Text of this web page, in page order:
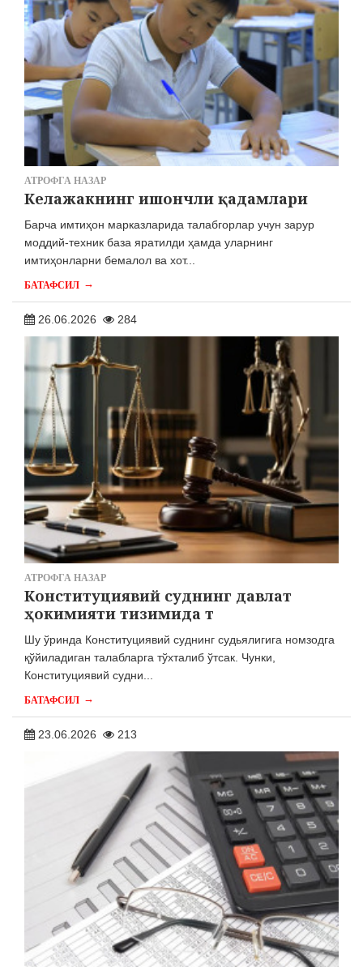
АТРОФГА НАЗАР
Келажакнинг ишончли қадамлари
Барча имтиҳон марказларида талабгорлар учун зарур
моддий-техник база яратилди ҳамда уларнинг
имтиҳонларни бемалол ва хот...
БАТАФСИЛ →
26.06.2026 284
АТРОФГА НАЗАР
Конституциявий суднинг давлат
ҳокимияти тизимида т
Шу ўринда Конституциявий суднинг судьялигига номзодга
қўйиладиган талабларга тўхталиб ўтсак. Чунки,
Конституциявий судни...
БАТАФСИЛ →
23.06.2026 213